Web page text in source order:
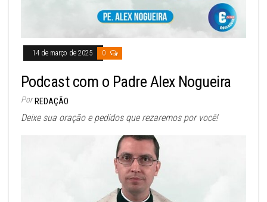
14 de março de 2025 0
Podcast com o Padre Alex Nogueira
Por REDAÇÃO
Deixe sua oração e pedidos que rezaremos por você!